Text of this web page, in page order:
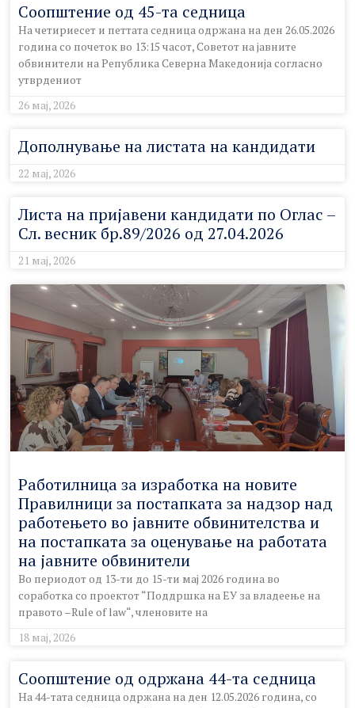
Соопштение од 45-та седница
На четириесет и петтата седница одржана на ден 26.05.2026
година со почеток во 13:15 часот, Советот на јавните
обвинители на Република Северна Македонија согласно
утврдениот
26 мај, 2026
Дополнување на листата на кандидати
22 мај, 2026
Листа на пријавени кандидати по Оглас –
Сл. весник бр.89/2026 од 27.04.2026
21 мај, 2026
Работилница за изработка на новите
Правилници за постапката за надзор над
работењето во јавните обвинителства и
на постапката за оценување на работата
на јавните обвинители
Во периодот од 13-ти до 15-ти мај 2026 година во
соработка со проектот “Поддршка на ЕУ за владеење на
правото –Rule of law“, членовите на
18 мај, 2026
Соопштение од одржана 44-та седница
На 44-тата седница одржана на ден 12.05.2026 година, со